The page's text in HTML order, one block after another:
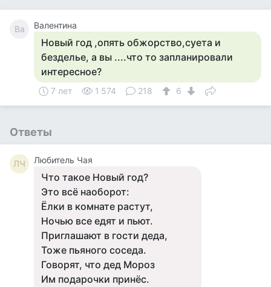
Ва Валентина
Новый год ,опять обжорство,суета и
безделье, а вы ....что то запланировали
интересное?
7 лет 1 574 218 6
Ответы
ЛЧ Любитель Чая
Что такое Новый год?
Это всё наоборот:
Ёлки в комнате растут,
Ночью все едят и пьют.
Приглашают в гости деда,
Тоже пьяного соседа.
Говорят, что дед Мороз
Им подарочки принёс.